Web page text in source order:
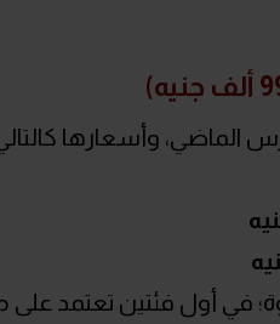
وأسعارها